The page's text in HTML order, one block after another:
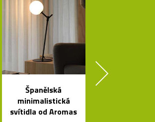
Španělská
minimalistická
svítidla od Aromas